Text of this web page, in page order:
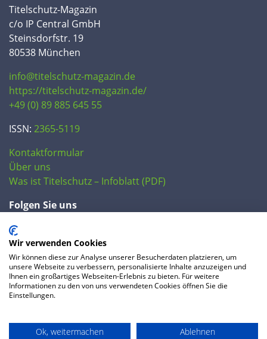
Titelschutz-Magazin
c/o IP Central GmbH
Steinsdorfstr. 19
80538 München
info@titelschutz-magazin.de
https://titelschutz-magazin.de/
+49 (0) 89 885 645 55
ISSN: 2365-5119
Kontaktformular
Über uns
Was ist Titelschutz – Infoblatt (PDF)
Folgen Sie uns
FAQ
Datenschutzerklärung AGB Preise
Wir verwenden Cookies
Wir können diese zur Analyse unserer Besucherdaten platzieren, um
unsere Webseite zu verbessern, personalisierte Inhalte anzuzeigen und
Ihnen ein großartiges Webseiten-Erlebnis zu bieten. Für weitere
Informationen zu den von uns verwendeten Cookies öffnen Sie die
Einstellungen.
Ok, weitermachen Ablehnen